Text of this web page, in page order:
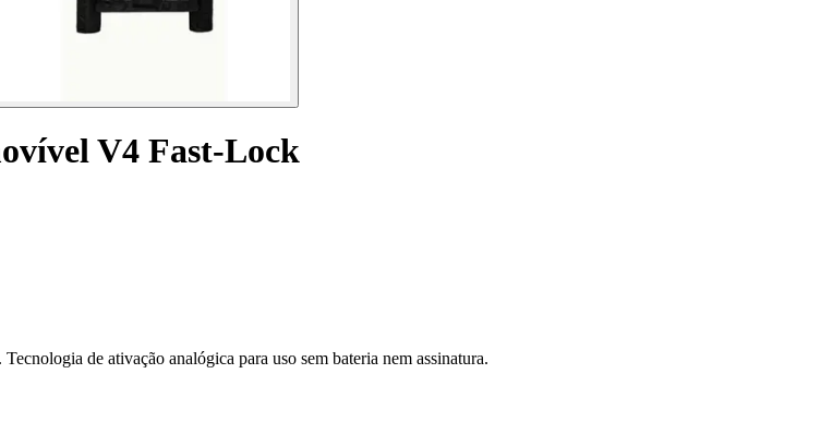
V4 Fast-Lock
de ativação analógica para uso sem bateria nem assinatura.